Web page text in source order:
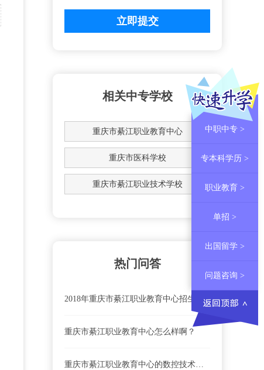
相关中专学校
重庆市綦江职业教育中心
重庆市医科学校
重庆市綦江职业技术学校
热门问答
2018年重庆市綦江职业教育中心招生官网、地址及招生代码
重庆市綦江职业教育中心怎么样啊？
重庆市綦江职业教育中心的数控技术应用专业好不好？
中职中专 >
专本科学历 >
职业教育 >
单招 >
出国留学 >
问题咨询 >